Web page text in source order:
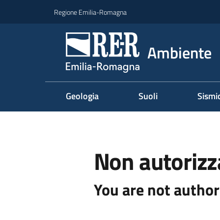
Regione Emilia-Romagna
Ambiente
Geologia Suoli
Non
You are not